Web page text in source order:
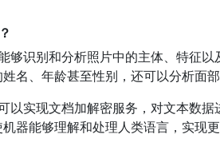
够识别和分析照片中的主体、特征
名、年龄甚至性别，还可以分析面
以实现文档加解密服务，对文本数
器能够理解和处理人类语言，实现